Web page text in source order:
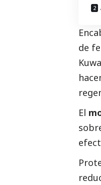
de
El